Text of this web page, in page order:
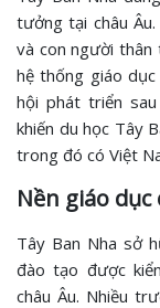
tưởng tại châu
và con người thân
hệ thống giáo
hội phát triển
khiến du học Tây
trong đó có Việt
Nền giáo dục
Tây Ban Nha sở
đào tạo được
châu Âu. Nhiều